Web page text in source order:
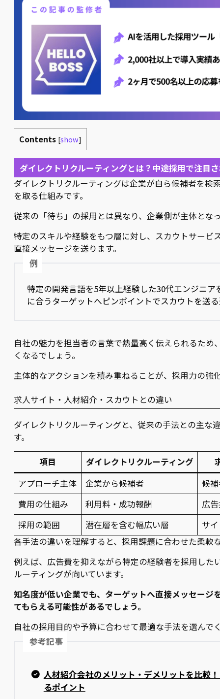
Contents [show]
ダイレクトリクルーティングとは？中途採用で注目
ダイレクトリクルーティングは企業が自ら候補者を検
を取る仕組みです。
従来の「待ち」の採用とは異なり、企業側が主体とな
特定のスキルや経験をもつ層に対し、スカウトサービ
直接メッセージを送ります。
例
特定の開発言語を5年以上経験した30代エンジニア
に合うターゲットへピンポイントでスカウトを送
自社の魅力を担当者の言葉で熱量高く伝えられるため
くなるでしょう。
主体的なアクションを積み重ねることが、採用力の強
求人サイト・人材紹介・スカウトとの違い
ダイレクトリクルーティングと、従来の手法との主な
す。
項目 ダイレクトリクルーティング
アプローチ主体
企業から候補者
候
費用の仕組み
利用料・成功報酬
広
採用の範囲
潜在層を含む幅広い層
サ
各手法の違いを理解すると、採用課題に合わせた柔軟
例えば、広告費を抑えながら特定の経験者を採用した
ルーティングが向いています。
知名度が低い企業でも、ターゲットへ直接メッセージ
てもらえる可能性があるでしょう。
自社の採用目的や予算に合わせて最適な手法を選んで
参考記事
人材紹介会社のメリット・デメリットを比較
るポイント